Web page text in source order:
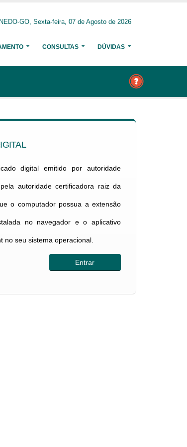
GO, Sexta-feira, 07 de Agosto de 2026
CONSULTAS DÚVIDAS
digital emitido por autoridade
autoridade certificadora raiz da
o computador possua a extensão
no navegador e o aplicativo
no seu sistema operacional.